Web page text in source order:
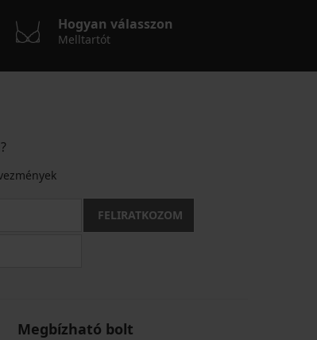
Hogyan válasszon
Melltartót
FELIRATKOZOM
Megbízható bolt